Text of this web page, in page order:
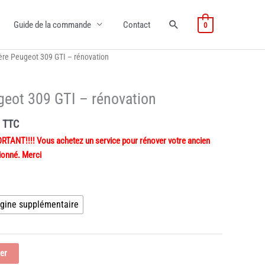
Guide de la commande Contact 0
Peugeot 309 GTI – rénovation
309 GTI – rénovation
:
TTC
Vous achetez un service pour rénover votre ancien
Merci
supplémentaire